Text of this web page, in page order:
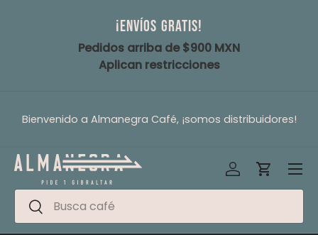
¡Envíos gratis!
Pedidos arriba de $900 MXN
Aplican restricciones
Bienvenido a Almanegra Café, ¡somos distribuidores!
Buscar
Buscar
Iniciar sesión
Carrito